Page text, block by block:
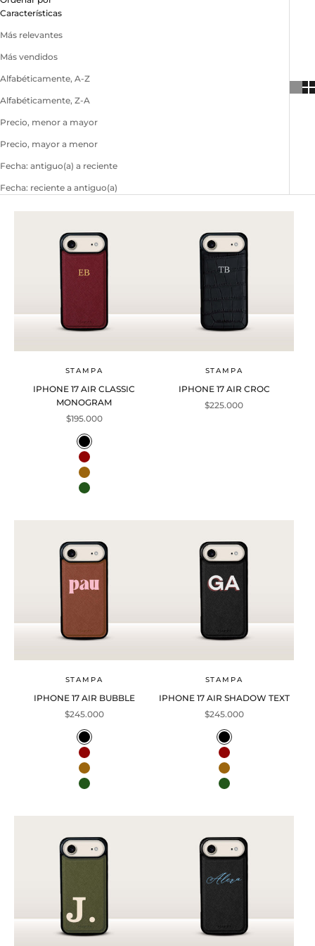
Características
Más relevantes
Más vendidos
Alfabéticamente, A-Z
Alfabéticamente, Z-A
Precio, menor a mayor
Precio, mayor a menor
Fecha: antiguo(a) a reciente
Fecha: reciente a antiguo(a)
STAMPA
IPHONE 17 AIR CLASSIC
MONOGRAM
Precio de oferta
$195.000
Color
Black
Wine
Mocha
Olive
STAMPA
IPHONE 17 AIR CROC
Precio de oferta
$225.000
STAMPA
IPHONE 17 AIR BUBBLE
Precio de oferta
$245.000
Color
Black
Wine
Mocha
Olive
STAMPA
IPHONE 17 AIR SHADOW TEXT
Precio de oferta
$245.000
Color
Black
Wine
Mocha
Olive